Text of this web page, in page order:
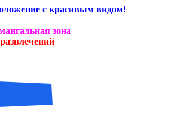
с красивым видом!
зона